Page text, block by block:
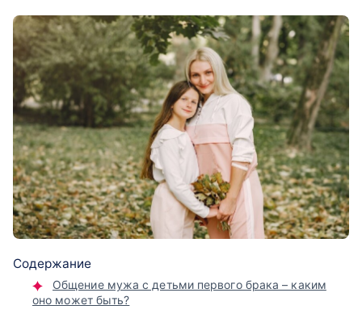
Содержание
Общение мужа с детьми первого брака – каким
оно может быть?